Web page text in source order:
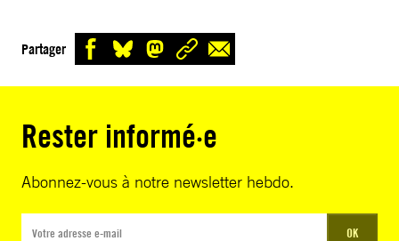
Partager
Rester informé·e
Abonnez-vous à notre newsletter hebdo.
OK